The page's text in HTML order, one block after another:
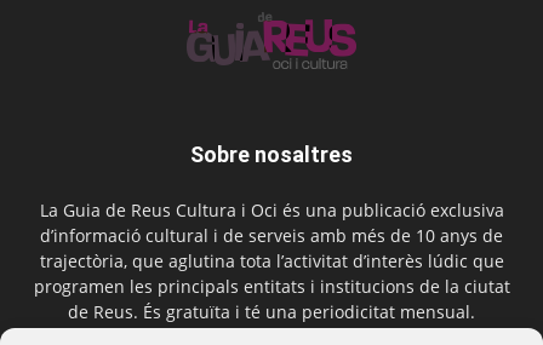
Sobre nosaltres
La Guia de Reus Cultura i Oci és una publicació exclusiva
d’informació cultural i de serveis amb més de 10 anys de
trajectòria, que aglutina tota l’activitat d’interès lúdic que
programen les principals entitats i institucions de la ciutat
de Reus. És gratuïta i té una periodicitat mensual.